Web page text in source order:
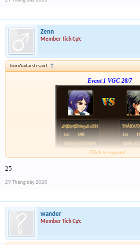
Zenn
Member Tích Cực
TomAadarsh said: ↑
Event 1 VGC 28/7
Click to expand...
25
29 Tháng bảy 2020
wander
Member Tích Cực